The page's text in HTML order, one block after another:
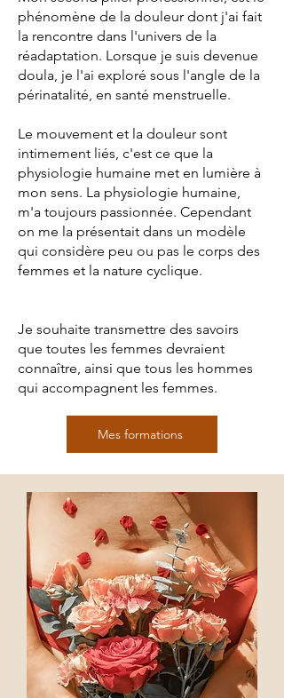
phénomène de la douleur dont j'ai fait
la rencontre dans l'univers de la
réadaptation. Lorsque je suis devenue
doula, je l'ai exploré sous l'angle de la
périnatalité, en santé menstruelle.
Le mouvement et la douleur sont
intimement liés, c'est ce que la
physiologie humaine met en lumière à
mon sens. La physiologie humaine,
m'a toujours passionnée. Cependant
on me la présentait dans un modèle
qui considère peu ou pas le corps des
femmes et la nature cyclique.
Je souhaite transmettre des savoirs
que toutes les femmes devraient
connaître, ainsi que tous les hommes
qui accompagnent les femmes.
Mes formations